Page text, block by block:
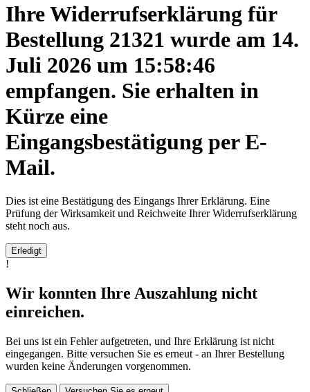
Ihre Widerrufserklärung für
Bestellung 21321 wurde am 14.
Juli 2026 um 15:58:46
empfangen. Sie erhalten in
Kürze eine
Eingangsbestätigung per E-
Mail.
Dies ist eine Bestätigung des Eingangs Ihrer Erklärung. Eine
Prüfung der Wirksamkeit und Reichweite Ihrer Widerrufserklärung
steht noch aus.
Erledigt
!
Wir konnten Ihre Auszahlung nicht
einreichen.
Bei uns ist ein Fehler aufgetreten, und Ihre Erklärung ist nicht
eingegangen. Bitte versuchen Sie es erneut - an Ihrer Bestellung
wurden keine Änderungen vorgenommen.